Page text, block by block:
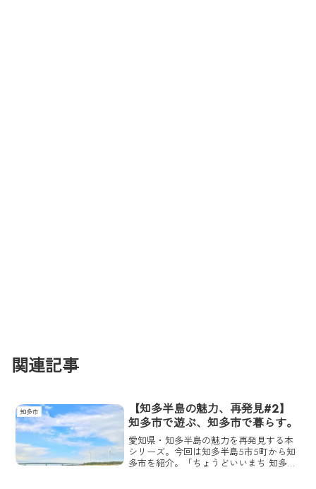
関連記事
知多市
【知多半島の魅力、再発見#2】
知多市で遊ぶ、知多市で暮らす。
愛知県・知多半島の魅力を再発見する本
シリーズ。今回は知多半島5市5町から知
多市を紹介。「ちょうどいいまち 知多」